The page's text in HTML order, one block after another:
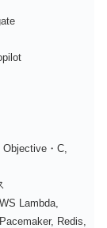
・C,
Lambda,
Redis,